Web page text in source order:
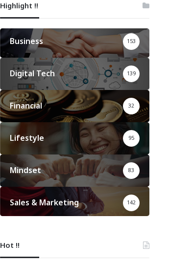
Highlight !!
Business 153
Digital Tech 139
Financial 32
Lifestyle 95
Mindset 83
Sales & Marketing 142
Hot !!